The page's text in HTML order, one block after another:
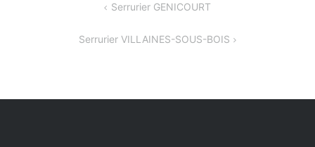
Serrurier GENICOURT
Serrurier VILLAINES-SOUS-BOIS